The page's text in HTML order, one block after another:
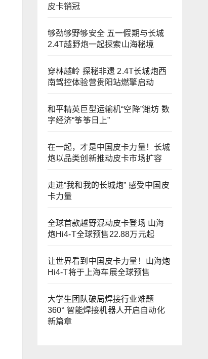
皮卡销冠
够劲够野够安全 五一假期与长城
2.4T越野炮一起探索山海秘境
穿林越岭 探秘非遗 2.4T长城炮西
南驾控体验营贵阳站燃擎启动
和平精英巨型运输机“空降”潍坊 数
字经济“筝筝日上”
在一起，才是中国皮卡力量！长城
炮以品类创新推动皮卡市场扩容
走进“我和我的长城炮” 感受中国皮
卡力量
全球首款越野混动皮卡登场 山海
炮Hi4-T全球预售22.88万元起
让世界看到中国皮卡力量！山海炮
Hi4-T将于上海车展全球预售
大学生团队破局焊接行业难题
360° 智能焊接机器人开启自动化
新篇章